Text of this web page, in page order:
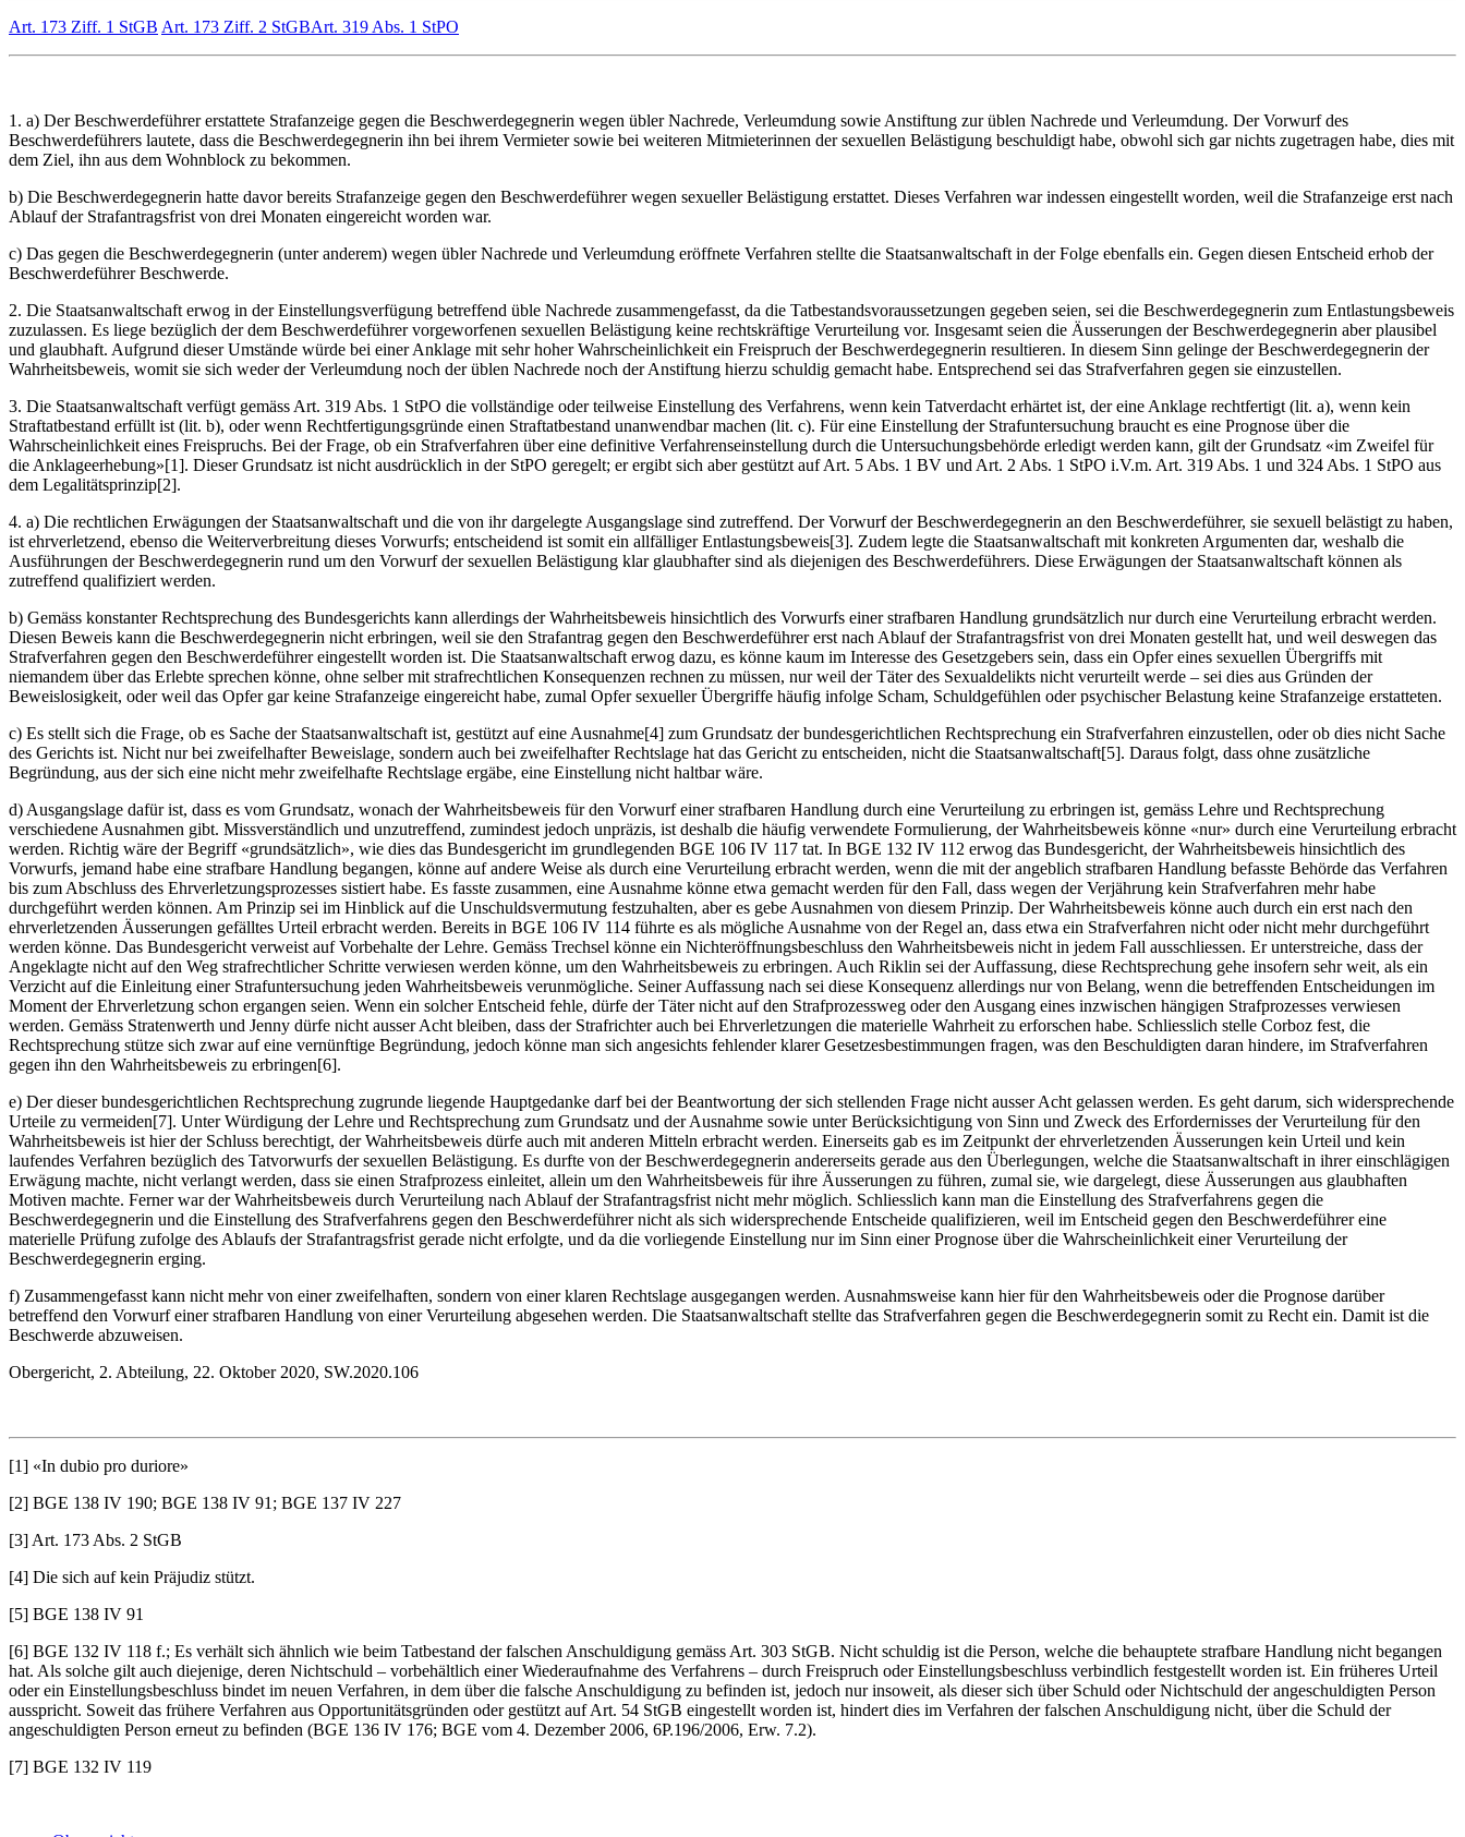
Art. 173 Ziff. 1 StGB Art. 173 Ziff. 2 StGBArt. 319 Abs. 1 StPO
1. a) Der Beschwerdeführer erstattete Strafanzeige gegen die Beschwerdegegnerin wegen übler Nachrede, Verleumdung sowie Anstiftung zur üblen Nachrede und Verleumdung. Der Vorwurf des
Beschwerdeführers lautete, dass die Beschwerdegegnerin ihn bei ihrem Vermieter sowie bei weiteren Mitmieterinnen der sexuellen Belästigung beschuldigt habe, obwohl sich gar nichts zugetragen habe, dies mit
dem Ziel, ihn aus dem Wohnblock zu bekommen.
b) Die Beschwerdegegnerin hatte davor bereits Strafanzeige gegen den Beschwerdeführer wegen sexueller Belästigung erstattet. Dieses Verfahren war indessen eingestellt worden, weil die Strafanzeige erst nach
Ablauf der Strafantragsfrist von drei Monaten eingereicht worden war.
c) Das gegen die Beschwerdegegnerin (unter anderem) wegen übler Nachrede und Verleumdung eröffnete Verfahren stellte die Staatsanwaltschaft in der Folge ebenfalls ein. Gegen diesen Entscheid erhob der
Beschwerdeführer Beschwerde.
2. Die Staatsanwaltschaft erwog in der Einstellungsverfügung betreffend üble Nachrede zusammengefasst, da die Tatbestandsvoraussetzungen gegeben seien, sei die Beschwerdegegnerin zum Entlastungsbeweis
zuzulassen. Es liege bezüglich der dem Beschwerdeführer vorgeworfenen sexuellen Belästigung keine rechtskräftige Verurteilung vor. Insgesamt seien die Äusserungen der Beschwerdegegnerin aber plausibel
und glaubhaft. Aufgrund dieser Umstände würde bei einer Anklage mit sehr hoher Wahrscheinlichkeit ein Freispruch der Beschwerdegegnerin resultieren. In diesem Sinn gelinge der Beschwerdegegnerin der
Wahrheitsbeweis, womit sie sich weder der Verleumdung noch der üblen Nachrede noch der Anstiftung hierzu schuldig gemacht habe. Entsprechend sei das Strafverfahren gegen sie einzustellen.
3. Die Staatsanwaltschaft verfügt gemäss Art. 319 Abs. 1 StPO die vollständige oder teilweise Einstellung des Verfahrens, wenn kein Tatverdacht erhärtet ist, der eine Anklage rechtfertigt (lit. a), wenn kein
Straftatbestand erfüllt ist (lit. b), oder wenn Rechtfertigungsgründe einen Straftatbestand unanwendbar machen (lit. c). Für eine Einstellung der Strafuntersuchung braucht es eine Prognose über die
Wahrscheinlichkeit eines Freispruchs. Bei der Frage, ob ein Strafverfahren über eine definitive Verfahrenseinstellung durch die Untersuchungsbehörde erledigt werden kann, gilt der Grundsatz «im Zweifel für
die Anklageerhebung»[1]. Dieser Grundsatz ist nicht ausdrücklich in der StPO geregelt; er ergibt sich aber gestützt auf Art. 5 Abs. 1 BV und Art. 2 Abs. 1 StPO i.V.m. Art. 319 Abs. 1 und 324 Abs. 1 StPO aus
dem Legalitätsprinzip[2].
4. a) Die rechtlichen Erwägungen der Staatsanwaltschaft und die von ihr dargelegte Ausgangslage sind zutreffend. Der Vorwurf der Beschwerdegegnerin an den Beschwerdeführer, sie sexuell belästigt zu haben,
ist ehrverletzend, ebenso die Weiterverbreitung dieses Vorwurfs; entscheidend ist somit ein allfälliger Entlastungsbeweis[3]. Zudem legte die Staatsanwaltschaft mit konkreten Argumenten dar, weshalb die
Ausführungen der Beschwerdegegnerin rund um den Vorwurf der sexuellen Belästigung klar glaubhafter sind als diejenigen des Beschwerdeführers. Diese Erwägungen der Staatsanwaltschaft können als
zutreffend qualifiziert werden.
b) Gemäss konstanter Rechtsprechung des Bundesgerichts kann allerdings der Wahrheitsbeweis hinsichtlich des Vorwurfs einer strafbaren Handlung grundsätzlich nur durch eine Verurteilung erbracht werden.
Diesen Beweis kann die Beschwerdegegnerin nicht erbringen, weil sie den Strafantrag gegen den Beschwerdeführer erst nach Ablauf der Strafantragsfrist von drei Monaten gestellt hat, und weil deswegen das
Strafverfahren gegen den Beschwerdeführer eingestellt worden ist. Die Staatsanwaltschaft erwog dazu, es könne kaum im Interesse des Gesetzgebers sein, dass ein Opfer eines sexuellen Übergriffs mit
niemandem über das Erlebte sprechen könne, ohne selber mit strafrechtlichen Konsequenzen rechnen zu müssen, nur weil der Täter des Sexualdelikts nicht verurteilt werde – sei dies aus Gründen der
Beweislosigkeit, oder weil das Opfer gar keine Strafanzeige eingereicht habe, zumal Opfer sexueller Übergriffe häufig infolge Scham, Schuldgefühlen oder psychischer Belastung keine Strafanzeige erstatteten.
c) Es stellt sich die Frage, ob es Sache der Staatsanwaltschaft ist, gestützt auf eine Ausnahme[4] zum Grundsatz der bundesgerichtlichen Rechtsprechung ein Strafverfahren einzustellen, oder ob dies nicht Sache
des Gerichts ist. Nicht nur bei zweifelhafter Beweislage, sondern auch bei zweifelhafter Rechtslage hat das Gericht zu entscheiden, nicht die Staatsanwaltschaft[5]. Daraus folgt, dass ohne zusätzliche
Begründung, aus der sich eine nicht mehr zweifelhafte Rechtslage ergäbe, eine Einstellung nicht haltbar wäre.
d) Ausgangslage dafür ist, dass es vom Grundsatz, wonach der Wahrheitsbeweis für den Vorwurf einer strafbaren Handlung durch eine Verurteilung zu erbringen ist, gemäss Lehre und Rechtsprechung
verschiedene Ausnahmen gibt. Missverständlich und unzutreffend, zumindest jedoch unpräzis, ist deshalb die häufig verwendete Formulierung, der Wahrheitsbeweis könne «nur» durch eine Verurteilung erbracht
werden. Richtig wäre der Begriff «grundsätzlich», wie dies das Bundesgericht im grundlegenden BGE 106 IV 117 tat. In BGE 132 IV 112 erwog das Bundesgericht, der Wahrheitsbeweis hinsichtlich des
Vorwurfs, jemand habe eine strafbare Handlung begangen, könne auf andere Weise als durch eine Verurteilung erbracht werden, wenn die mit der angeblich strafbaren Handlung befasste Behörde das Verfahren
bis zum Abschluss des Ehrverletzungsprozesses sistiert habe. Es fasste zusammen, eine Ausnahme könne etwa gemacht werden für den Fall, dass wegen der Verjährung kein Strafverfahren mehr habe
durchgeführt werden können. Am Prinzip sei im Hinblick auf die Unschuldsvermutung festzuhalten, aber es gebe Ausnahmen von diesem Prinzip. Der Wahrheitsbeweis könne auch durch ein erst nach den
ehrverletzenden Äusserungen gefälltes Urteil erbracht werden. Bereits in BGE 106 IV 114 führte es als mögliche Ausnahme von der Regel an, dass etwa ein Strafverfahren nicht oder nicht mehr durchgeführt
werden könne. Das Bundesgericht verweist auf Vorbehalte der Lehre. Gemäss Trechsel könne ein Nichteröffnungsbeschluss den Wahrheitsbeweis nicht in jedem Fall ausschliessen. Er unterstreiche, dass der
Angeklagte nicht auf den Weg strafrechtlicher Schritte verwiesen werden könne, um den Wahrheitsbeweis zu erbringen. Auch Riklin sei der Auffassung, diese Rechtsprechung gehe insofern sehr weit, als ein
Verzicht auf die Einleitung einer Strafuntersuchung jeden Wahrheitsbeweis verunmögliche. Seiner Auffassung nach sei diese Konsequenz allerdings nur von Belang, wenn die betreffenden Entscheidungen im
Moment der Ehrverletzung schon ergangen seien. Wenn ein solcher Entscheid fehle, dürfe der Täter nicht auf den Strafprozessweg oder den Ausgang eines inzwischen hängigen Strafprozesses verwiesen
werden. Gemäss Stratenwerth und Jenny dürfe nicht ausser Acht bleiben, dass der Strafrichter auch bei Ehrverletzungen die materielle Wahrheit zu erforschen habe. Schliesslich stelle Corboz fest, die
Rechtsprechung stütze sich zwar auf eine vernünftige Begründung, jedoch könne man sich angesichts fehlender klarer Gesetzesbestimmungen fragen, was den Beschuldigten daran hindere, im Strafverfahren
gegen ihn den Wahrheitsbeweis zu erbringen[6].
e) Der dieser bundesgerichtlichen Rechtsprechung zugrunde liegende Hauptgedanke darf bei der Beantwortung der sich stellenden Frage nicht ausser Acht gelassen werden. Es geht darum, sich widersprechende
Urteile zu vermeiden[7]. Unter Würdigung der Lehre und Rechtsprechung zum Grundsatz und der Ausnahme sowie unter Berücksichtigung von Sinn und Zweck des Erfordernisses der Verurteilung für den
Wahrheitsbeweis ist hier der Schluss berechtigt, der Wahrheitsbeweis dürfe auch mit anderen Mitteln erbracht werden. Einerseits gab es im Zeitpunkt der ehrverletzenden Äusserungen kein Urteil und kein
laufendes Verfahren bezüglich des Tatvorwurfs der sexuellen Belästigung. Es durfte von der Beschwerdegegnerin andererseits gerade aus den Überlegungen, welche die Staatsanwaltschaft in ihrer einschlägigen
Erwägung machte, nicht verlangt werden, dass sie einen Strafprozess einleitet, allein um den Wahrheitsbeweis für ihre Äusserungen zu führen, zumal sie, wie dargelegt, diese Äusserungen aus glaubhaften
Motiven machte. Ferner war der Wahrheitsbeweis durch Verurteilung nach Ablauf der Strafantragsfrist nicht mehr möglich. Schliesslich kann man die Einstellung des Strafverfahrens gegen die
Beschwerdegegnerin und die Einstellung des Strafverfahrens gegen den Beschwerdeführer nicht als sich widersprechende Entscheide qualifizieren, weil im Entscheid gegen den Beschwerdeführer eine
materielle Prüfung zufolge des Ablaufs der Strafantragsfrist gerade nicht erfolgte, und da die vorliegende Einstellung nur im Sinn einer Prognose über die Wahrscheinlichkeit einer Verurteilung der
Beschwerdegegnerin erging.
f) Zusammengefasst kann nicht mehr von einer zweifelhaften, sondern von einer klaren Rechtslage ausgegangen werden. Ausnahmsweise kann hier für den Wahrheitsbeweis oder die Prognose darüber
betreffend den Vorwurf einer strafbaren Handlung von einer Verurteilung abgesehen werden. Die Staatsanwaltschaft stellte das Strafverfahren gegen die Beschwerdegegnerin somit zu Recht ein. Damit ist die
Beschwerde abzuweisen.
Obergericht, 2. Abteilung, 22. Oktober 2020, SW.2020.106
[1] «In dubio pro duriore»
[2] BGE 138 IV 190; BGE 138 IV 91; BGE 137 IV 227
[3] Art. 173 Abs. 2 StGB
[4] Die sich auf kein Präjudiz stützt.
[5] BGE 138 IV 91
[6] BGE 132 IV 118 f.; Es verhält sich ähnlich wie beim Tatbestand der falschen Anschuldigung gemäss Art. 303 StGB. Nicht schuldig ist die Person, welche die behauptete strafbare Handlung nicht begangen
hat. Als solche gilt auch diejenige, deren Nichtschuld – vorbehältlich einer Wiederaufnahme des Verfahrens – durch Freispruch oder Einstellungsbeschluss verbindlich festgestellt worden ist. Ein früheres Urteil
oder ein Einstellungsbeschluss bindet im neuen Verfahren, in dem über die falsche Anschuldigung zu befinden ist, jedoch nur insoweit, als dieser sich über Schuld oder Nichtschuld der angeschuldigten Person
ausspricht. Soweit das frühere Verfahren aus Opportunitätsgründen oder gestützt auf Art. 54 StGB eingestellt worden ist, hindert dies im Verfahren der falschen Anschuldigung nicht, über die Schuld der
angeschuldigten Person erneut zu befinden (BGE 136 IV 176; BGE vom 4. Dezember 2006, 6P.196/2006, Erw. 7.2).
[7] BGE 132 IV 119